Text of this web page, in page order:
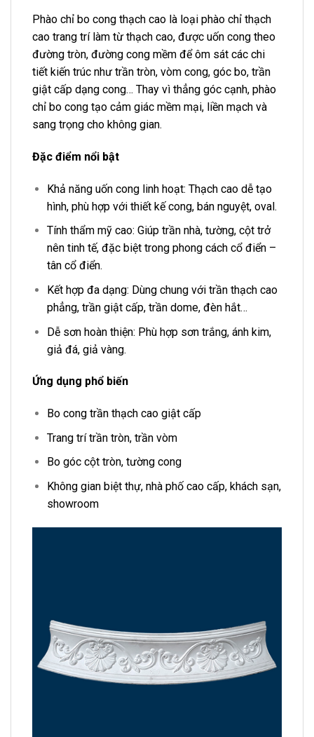
Phào chỉ bo cong thạch cao là loại phào chỉ thạch
cao trang trí làm từ thạch cao, được uốn cong theo
đường tròn, đường cong mềm để ôm sát các chi
tiết kiến trúc như trần tròn, vòm cong, góc bo, trần
giật cấp dạng cong… Thay vì thẳng góc cạnh, phào
chỉ bo cong tạo cảm giác mềm mại, liền mạch và
sang trọng cho không gian.
Đặc điểm nổi bật
Khả năng uốn cong linh hoạt: Thạch cao dễ tạo
hình, phù hợp với thiết kế cong, bán nguyệt, oval.
Tính thẩm mỹ cao: Giúp trần nhà, tường, cột trở
nên tinh tế, đặc biệt trong phong cách cổ điển –
tân cổ điển.
Kết hợp đa dạng: Dùng chung với trần thạch cao
phẳng, trần giật cấp, trần dome, đèn hắt…
Dễ sơn hoàn thiện: Phù hợp sơn trắng, ánh kim,
giả đá, giả vàng.
Ứng dụng phổ biến
Bo cong trần thạch cao giật cấp
Trang trí trần tròn, trần vòm
Bo góc cột tròn, tường cong
Không gian biệt thự, nhà phố cao cấp, khách sạn,
showroom